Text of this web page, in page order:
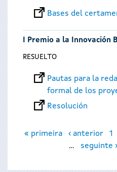
Bases del
I Premio a la Innovación
RESUELTO
Pautas para la
formal de los
Resolución
Páginas
« primeira ‹ anterior 1
…
seguinte ›